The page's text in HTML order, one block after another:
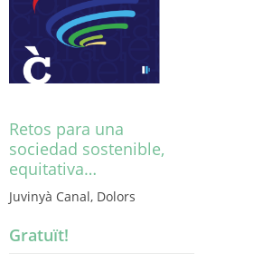
Retos para una
sociedad sostenible,
equitativa…
Juvinyà Canal, Dolors
Gratuït!